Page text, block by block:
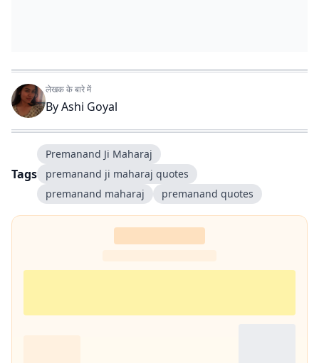
लेखक के बारे में
ByAshi Goyal
Tags
Premanand Ji Maharaj
premanand ji maharaj quotes
premanand maharaj
premanand quotes